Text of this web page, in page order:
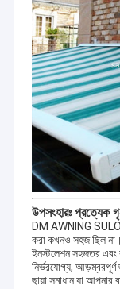
উপসংহারঃ প্রত্যেক
DM AWNING
করা কখনও সহজ ছিল
ইনস্টলেশন সহজতর এবং
নির্ভরযোগ্য,
ছায়া সমাধান যা আপনার